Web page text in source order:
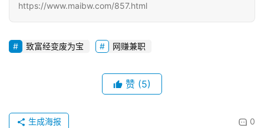
https://www.maibw.com/857.html
致富经变废为宝 网赚兼职
赞 (5)
0
生成海报